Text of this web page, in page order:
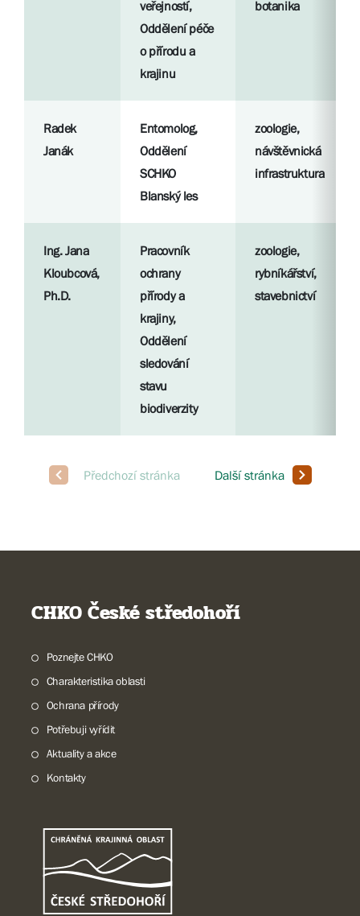
veřejností,
Oddělení péče
o přírodu a
krajinu
botanika
Radek
Janák
Entomolog,
Oddělení
SCHKO
Blanský les
zoologie,
návštěvnická
infrastruktura
Ing. Jana
Kloubcová,
Ph.D.
Pracovník
ochrany
přírody a
krajiny,
Oddělení
sledování
stavu
biodiverzity
zoologie,
rybníkářství,
stavebnictví
CHKO České středohoří
Poznejte CHKO
Charakteristika oblasti
Ochrana přírody
Potřebuji vyřídit
Aktuality a akce
Kontakty